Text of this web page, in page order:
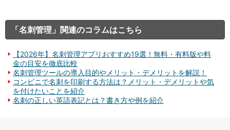
「名刺管理」関連のコラムはこちら
【2026年】名刺管理アプリおすすめ19選！無料・有料版や料
金の目安を徹底比較
名刺管理ツールの導入目的やメリット・デメリットを解説！
コンビニで名刺を印刷する方法は？メリット・デメリットや気
を付けたいことを紹介
名刺の正しい英語表記とは？書き方や例を紹介